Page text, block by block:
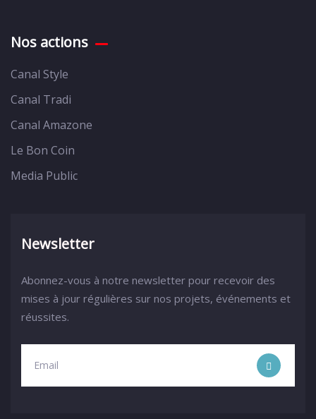
Nos actions
Canal Style
Canal Tradi
Canal Amazone
Le Bon Coin
Media Public
Newsletter
Abonnez-vous à notre newsletter pour recevoir des
mises à jour régulières sur nos projets, événements et
réussites.